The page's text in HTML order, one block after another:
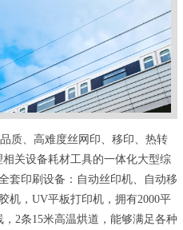
质、高难度丝网印、移印、热转
关设备耗材工具的一体化大型综
套印刷设备：自动丝印机、自动移
机，UV平板打印机，拥有2000平
2条15米高温烘道，能够满足各种